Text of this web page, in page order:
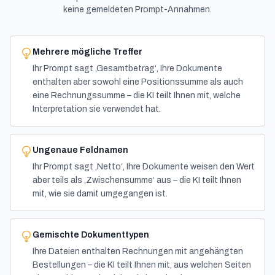
keine gemeldeten Prompt-Annahmen.
Mehrere mögliche Treffer
Ihr Prompt sagt ‚Gesamtbetrag‘, Ihre Dokumente
enthalten aber sowohl eine Positionssumme als auch
eine Rechnungssumme – die KI teilt Ihnen mit, welche
Interpretation sie verwendet hat.
Ungenaue Feldnamen
Ihr Prompt sagt ‚Netto‘, Ihre Dokumente weisen den Wert
aber teils als ‚Zwischensumme‘ aus – die KI teilt Ihnen
mit, wie sie damit umgegangen ist.
Gemischte Dokumenttypen
Ihre Dateien enthalten Rechnungen mit angehängten
Bestellungen – die KI teilt Ihnen mit, aus welchen Seiten